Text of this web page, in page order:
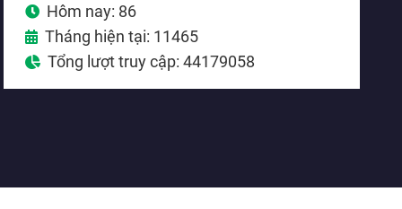
Hôm nay: 86
Tháng hiện tại: 11465
Tổng lượt truy cập: 44179058